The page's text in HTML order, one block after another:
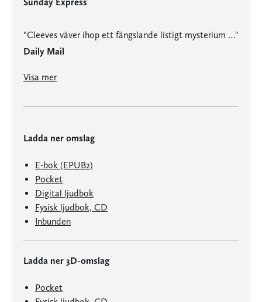
"Cleeves väver ihop ett fängslande listigt mysterium …"
Daily Mail
Visa mer
Ladda ner omslag
E-bok (EPUB2)
Pocket
Digital ljudbok
Fysisk ljudbok, CD
Inbunden
Ladda ner 3D-omslag
Pocket